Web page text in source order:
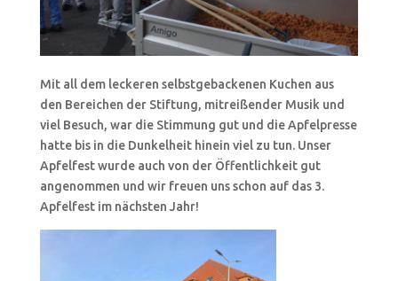
Mit all dem leckeren selbstgebackenen Kuchen aus
den Bereichen der Stiftung, mitreißender Musik und
viel Besuch, war die Stimmung gut und die Apfelpresse
hatte bis in die Dunkelheit hinein viel zu tun. Unser
Apfelfest wurde auch von der Öffentlichkeit gut
angenommen und wir freuen uns schon auf das 3.
Apfelfest im nächsten Jahr!